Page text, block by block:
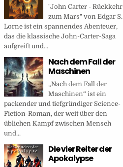
"John Carter - Rückkehr
zum Mars" von Edgar S.
Lorne ist ein spannendes Abenteuer,
das die klassische John-Carter-Saga
aufgreift und...
Nach dem Fall der
Maschinen
„Nach dem Fall der
Maschinen“ ist ein
packender und tiefgründiger Science-
Fiction-Roman, der weit über den
üblichen Kampf zwischen Mensch
und...
Die vier Reiter der
Apokalypse